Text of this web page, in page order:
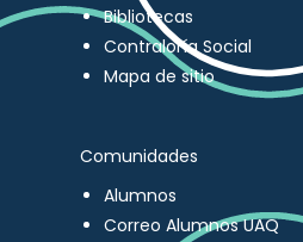
Bibliotecas
Contraloría Social
Mapa de sitio
Comunidades
Alumnos
Correo Alumnos UAQ